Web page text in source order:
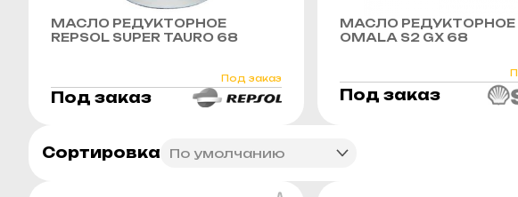
МАСЛО РЕДУКТОРНОЕ
REPSOL SUPER TAURO 68
Под заказ
Под заказ
МАСЛО РЕДУКТОРНОЕ
OMALA S2 GX 68
Под заказ
Сортировка